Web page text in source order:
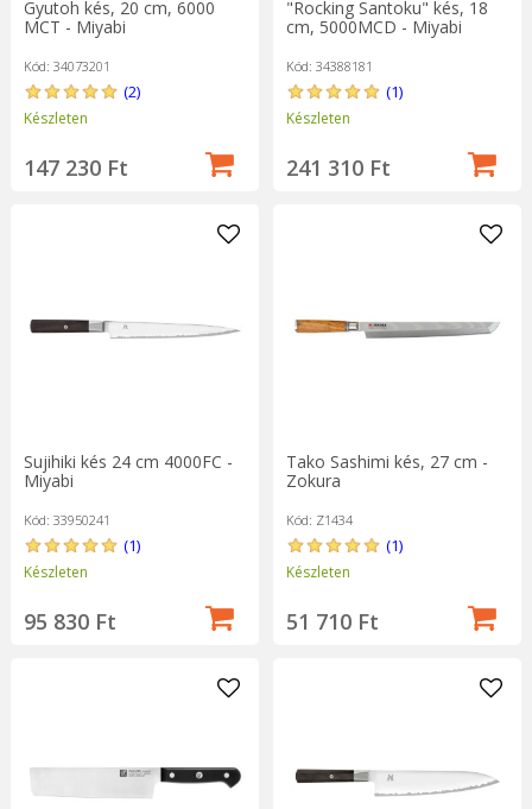
Gyutoh kés, 20 cm, 6000
MCT - Miyabi
Kód: 34073201
(2)
Készleten
147 230 Ft
"Rocking Santoku" kés, 18
cm, 5000MCD - Miyabi
Kód: 34388181
(1)
Készleten
241 310 Ft
Sujihiki kés 24 cm 4000FC -
Miyabi
Kód: 33950241
(1)
Készleten
95 830 Ft
Tako Sashimi kés, 27 cm -
Zokura
Kód: Z1434
(1)
Készleten
51 710 Ft